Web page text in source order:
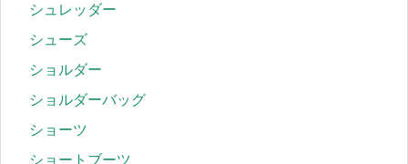
シュレッダー
シューズ
ショルダー
ショルダーバッグ
ショーツ
ショートブーツ